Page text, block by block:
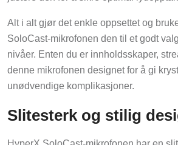
Alt i alt gjør det enkle oppsettet og
SoloCast-mikrofonen den til et godt
nivåer. Enten du er innholdsskaper,
denne mikrofonen designet for å gi
unødvendige komplikasjoner.
Slitesterk og stilig
HyperX SoloCast-mikrofonen har en